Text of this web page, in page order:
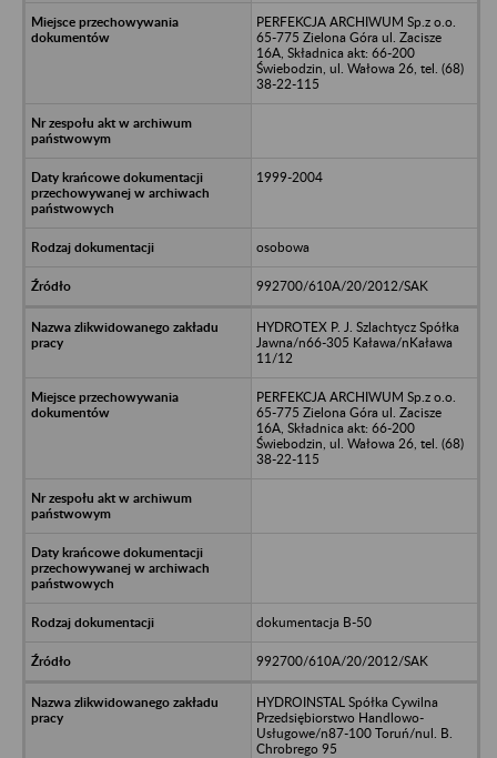
PERFEKCJA ARCHIWUM Sp.z o.o.
65-775 Zielona Góra ul. Zacisze
16A, Składnica akt: 66-200
Świebodzin, ul. Wałowa 26, tel. (68)
38-22-115
1999-2004
osobowa
992700/610A/20/2012/SAK
HYDROTEX P. J. Szlachtycz Spółka
Jawna/n66-305 Kaława/nKaława
11/12
PERFEKCJA ARCHIWUM Sp.z o.o.
65-775 Zielona Góra ul. Zacisze
16A, Składnica akt: 66-200
Świebodzin, ul. Wałowa 26, tel. (68)
38-22-115
dokumentacja B-50
992700/610A/20/2012/SAK
HYDROINSTAL Spółka Cywilna
Przedsiębiorstwo Handlowo-
Usługowe/n87-100 Toruń/nul. B.
Chrobrego 95